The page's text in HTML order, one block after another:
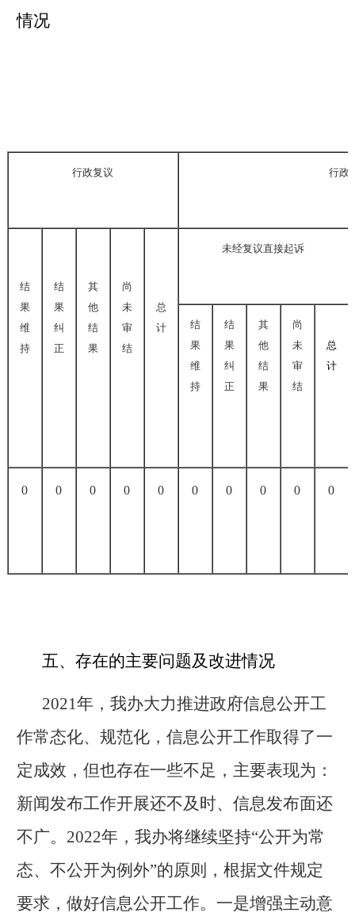
情况
行政复议 行政
结
果
维
持
结
果
纠
正
其
他
结
果
尚
未
审
结
总
计
未经复议直接起诉
结
果
维
持
结
果
纠
正
其
他
结
果
尚
未
审
结
总
计
0 0 0 0 0 0 0 0 0 0
五、存在的主要问题及改进情况
2021年，我办大力推进政府信息公开工
作常态化、规范化，信息公开工作取得了一
定成效，但也存在一些不足，主要表现为：
新闻发布工作开展还不及时、信息发布面还
不广。2022年，我办将继续坚持“公开为常
态、不公开为例外”的原则，根据文件规定
要求，做好信息公开工作。一是增强主动意